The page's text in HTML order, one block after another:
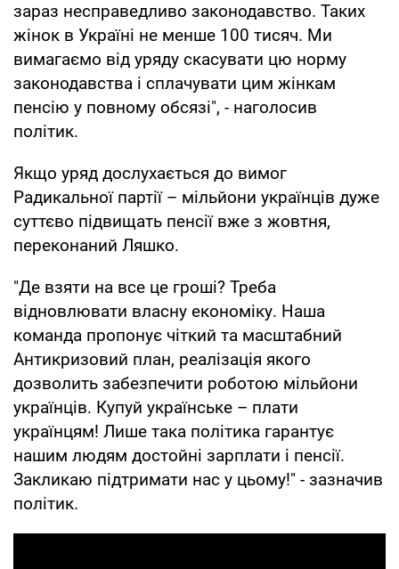
зараз несправедливо законодавство. Таких
жінок в Україні не менше 100 тисяч. Ми
вимагаємо від уряду скасувати цю норму
законодавства і сплачувати цим жінкам
пенсію у повному обсязі", - наголосив
політик.
Якщо уряд дослухається до вимог
Радикальної партії – мільйони українців дуже
суттєво підвищать пенсії вже з жовтня,
переконаний Ляшко.
"Де взяти на все це гроші? Треба
відновлювати власну економіку. Наша
команда пропонує чіткий та масштабний
Антикризовий план, реалізація якого
дозволить забезпечити роботою мільйони
українців. Купуй українське – плати
українцям! Лише така політика гарантує
нашим людям достойні зарплати і пенсії.
Закликаю підтримати нас у цьому!" - зазначив
політик.